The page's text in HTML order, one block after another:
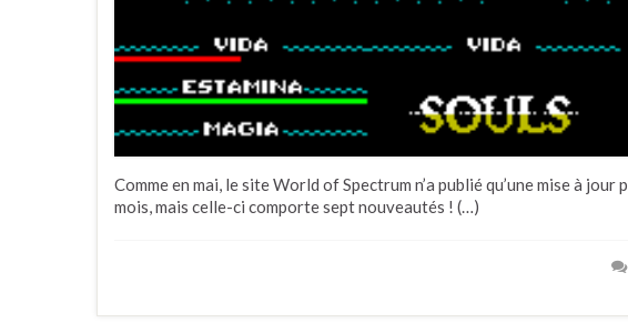
Comme en mai, le site World of Spectrum n’a publié qu’une mise à jour
mois, mais celle-ci comporte sept nouveautés ! (…)